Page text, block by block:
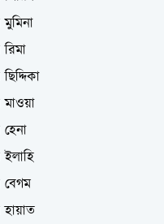
মাওয়া
ইলাহি
বেগম
হায়াত